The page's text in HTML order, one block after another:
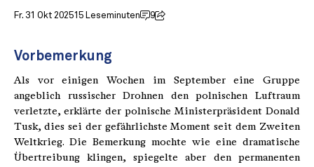
Fr. 31 Okt 202515 Leseminuten 9
Vorbemerkung
Als vor einigen Wochen im September eine Gruppe
angeblich russischer Drohnen den polnischen Luftraum
verletzte, erklärte der polnische Ministerpräsident Donald
Tusk, dies sei der gefährlichste Moment seit dem Zweiten
Weltkrieg. Die Bemerkung mochte wie eine dramatische
Übertreibung klingen, spiegelte aber den permanenten